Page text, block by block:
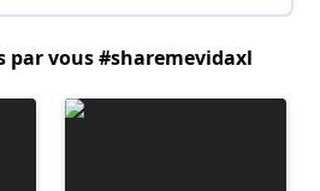
par vous #sharemevidaxl